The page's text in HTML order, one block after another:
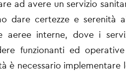
ad avere un servizio
dare certezze e serenità
aeree interne, dove i
funzionanti ed
è necessario implementare